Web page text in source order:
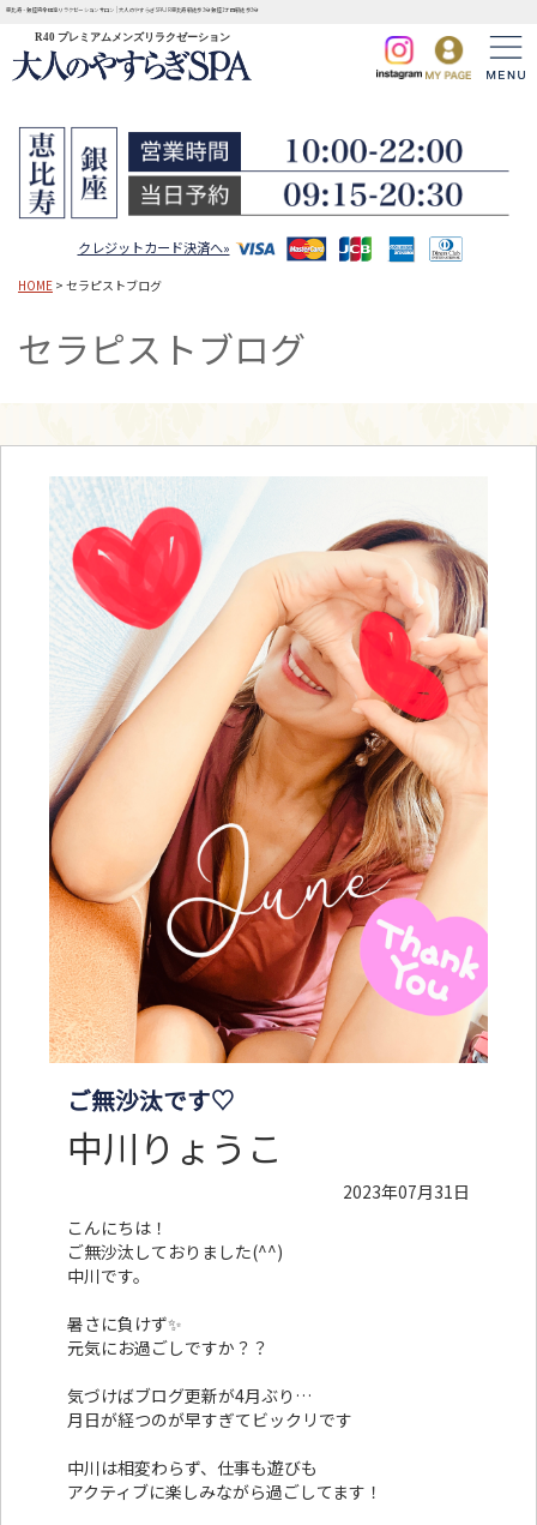
恵比寿・銀座完全個室リラクゼーションサロン | 大人のやすらぎSPA JR恵比寿駅徒歩3分 銀座1丁目駅徒歩3分
R40 プレミアムメンズリラクゼーション
クレジットカード決済へ»
HOME > セラピストブログ
セラピストブログ
ご無沙汰です♡
中川りょうこ
2023年07月31日
こんにちは！
ご無沙汰しておりました(^^)
中川です。
暑さに負けず✨
元気にお過ごしですか？？
気づけばブログ更新が4月ぶり…
月日が経つのが早すぎてビックリです
中川は相変わらず、仕事も遊びも
アクティブに楽しみながら過ごしてます！